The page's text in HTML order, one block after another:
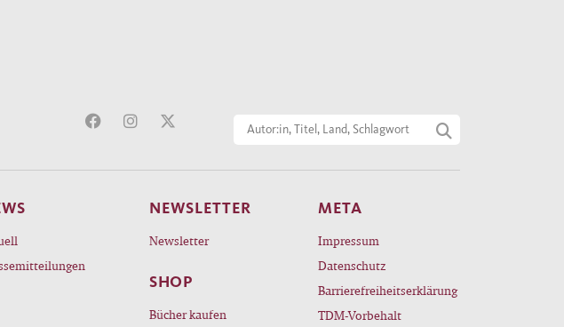
NEWSLETTER
Newsletter
SHOP
Bücher kaufen
META
Impressum
Datenschutz
Barrierefreiheitserklärung
TDM-Vorbehalt